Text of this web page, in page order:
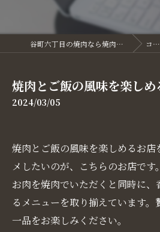
谷町六丁目の焼肉なら焼肉GUTS～離れ～ コラム
焼肉とご飯の風味を楽しめ
2024/03/05
焼肉とご飯の風味を楽しめるお店
メしたいのが、こちらのお店です
お肉を焼肉でいただくと同時に、
るメニューを取り揃えています。
一品をお楽しみください。